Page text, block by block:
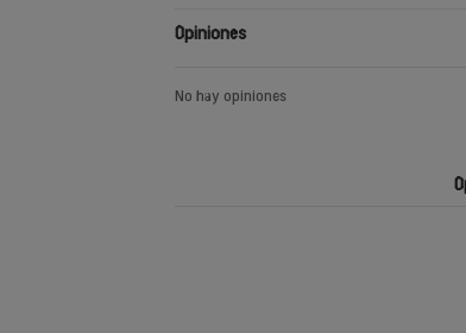
Opiniones
No hay opiniones